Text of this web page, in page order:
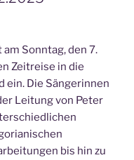
Sonntag, den 7.
Zeitreise in die
ein. Die Sängerinnen
Leitung von Peter
bis hin zu